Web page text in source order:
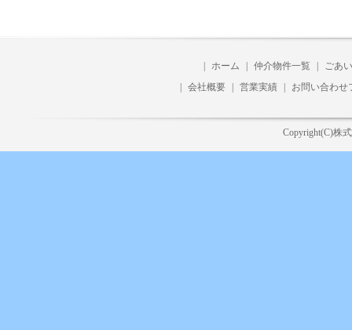
ホーム 仲介物件一覧
ごあ
会社概要 営業実績 お問い合わせ
Copyright(C)株